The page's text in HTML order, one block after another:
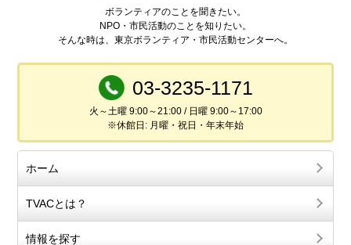
ボランティアのことを聞きたい。
NPO・市民活動のことを知りたい。
そんな時は、東京ボランティア・市民活動センターへ。
03-3235-1171
火～土曜 9:00～21:00 / 日曜 9:00～17:00
※休館日: 月曜・祝日・年末年始
ホーム
TVACとは？
情報を探す